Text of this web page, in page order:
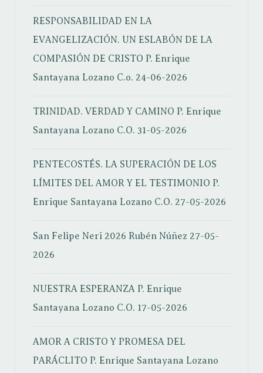
RESPONSABILIDAD EN LA
EVANGELIZACIÓN. UN ESLABÓN DE LA
COMPASIÓN DE CRISTO P. Enrique
Santayana Lozano C.o. 24-06-2026
TRINIDAD. VERDAD Y CAMINO P. Enrique
Santayana Lozano C.O.31-05-2026
PENTECOSTÉS. LA SUPERACIÓN DE LOS
LÍMITES DEL AMOR Y EL TESTIMONIO P.
Enrique Santayana Lozano C.O. 27-05-2026
San Felipe Neri 2026 Rubén Núñez 27-05-
2026
NUESTRA ESPERANZA P. Enrique
Santayana Lozano C.O. 17-05-2026
AMOR A CRISTO Y PROMESA DEL
PARÁCLITO P. Enrique Santayana Lozano